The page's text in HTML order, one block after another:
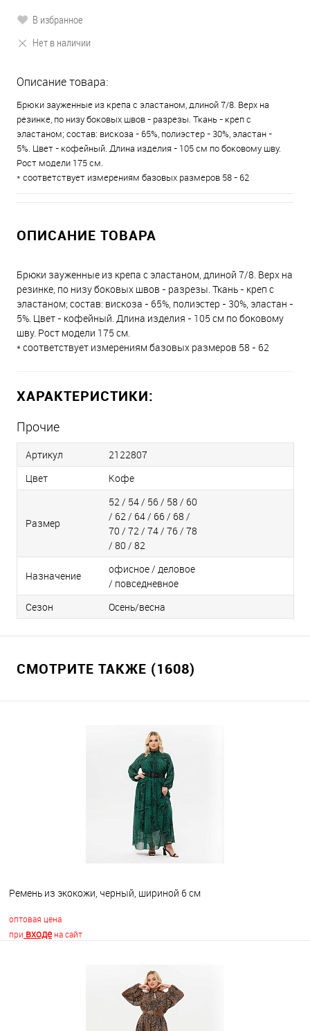
В избранное
Нет в наличии
Описание товара:
Брюки зауженные из крепа с эластаном, длиной 7/8. Верх на
резинке, по низу боковых швов - разрезы. Ткань - креп с
эластаном; состав: вискоза - 65%, полиэстер - 30%, эластан -
5%. Цвет - кофейный. Длина изделия - 105 см по боковому шву.
Рост модели 175 см.
* соответствует измерениям базовых размеров 58 - 62
ОПИСАНИЕ ТОВАРА
Брюки зауженные из крепа с эластаном, длиной 7/8. Верх на
резинке, по низу боковых швов - разрезы. Ткань - креп с
эластаном; состав: вискоза - 65%, полиэстер - 30%, эластан -
5%. Цвет - кофейный. Длина изделия - 105 см по боковому
шву. Рост модели 175 см.
* соответствует измерениям базовых размеров 58 - 62
ХАРАКТЕРИСТИКИ:
Прочие
Артикул
2122807
Цвет
Кофе
Размер
52 / 54 / 56 / 58 / 60
/ 62 / 64 / 66 / 68 /
70 / 72 / 74 / 76 / 78
/ 80 / 82
Назначение
офисное / деловое
/ повседневное
Сезон
Осень/весна
СМОТРИТЕ ТАКЖЕ (1608)
Ремень из экокожи, черный, шириной 6 см
оптовая цена
при входена сайт
В корзину